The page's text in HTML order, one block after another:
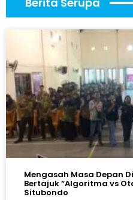
Mengasah Masa Depan
Bertajuk “Algoritma vs
Situbondo